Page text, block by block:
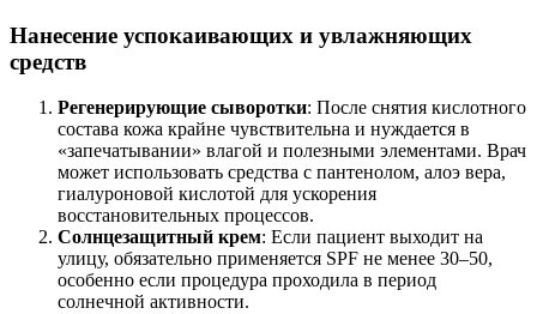
Нанесение успокаивающих и увлажняющих
средств
Регенерирующие сыворотки: После снятия кислотного
состава кожа крайне чувствительна и нуждается в
«запечатывании» влагой и полезными элементами. Врач
может использовать средства с пантенолом, алоэ вера,
гиалуроновой кислотой для ускорения
восстановительных процессов.
Солнцезащитный крем: Если пациент выходит на
улицу, обязательно применяется SPF не менее 30–50,
особенно если процедура проходила в период
солнечной активности.